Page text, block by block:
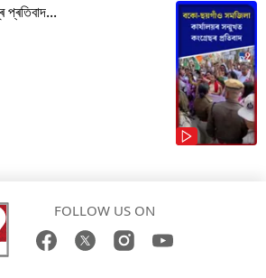
প্ৰতিবাদ...
FOLLOW US ON